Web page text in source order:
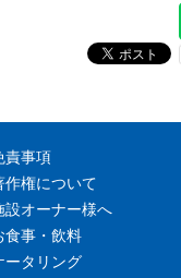
責事項
作権について
設オーナー様へ
食事・飲料
ータリング